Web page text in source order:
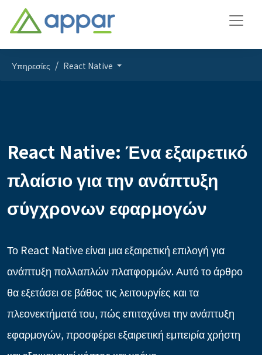
Υπηρεσίες React Native
React Native: Ένα εξαιρετικό
πλαίσιο για την ανάπτυξη
σύγχρονων εφαρμογών
Το React Native είναι μια εξαιρετική επιλογή για
ανάπτυξη πολλαπλών πλατφορμών. Αυτό το άρθρο
θα εξετάσει σε βάθος τις λειτουργίες και τα
πλεονεκτήματά του, πώς επιταχύνει την ανάπτυξη
εφαρμογών, προσφέρει εξαιρετική εμπειρία χρήστη